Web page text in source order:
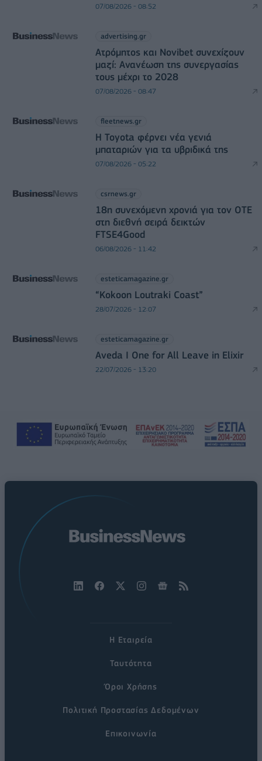
07/08/2026 - 08:52
advertising.gr
Ατρόμητος και Novibet συνεχίζουν
μαζί: Ανανέωση της συνεργασίας
τους μέχρι το 2028
07/08/2026 - 08:47
fleetnews.gr
Η Toyota φέρνει νέα γενιά
μπαταριών για τα υβριδικά της
07/08/2026 - 05:22
csrnews.gr
18η συνεχόμενη χρονιά για τον ΟΤΕ
στη διεθνή σειρά δεικτών
FTSE4Good
06/08/2026 - 11:42
esteticamagazine.gr
“Kokoon Loutraki Coast”
28/07/2026 - 12:07
esteticamagazine.gr
Aveda I One for All Leave in Elixir
22/07/2026 - 13:20
Η Εταιρεία
Ταυτότητα
Όροι Χρήσης
Πολιτική Προστασίας Δεδομένων
Επικοινωνία